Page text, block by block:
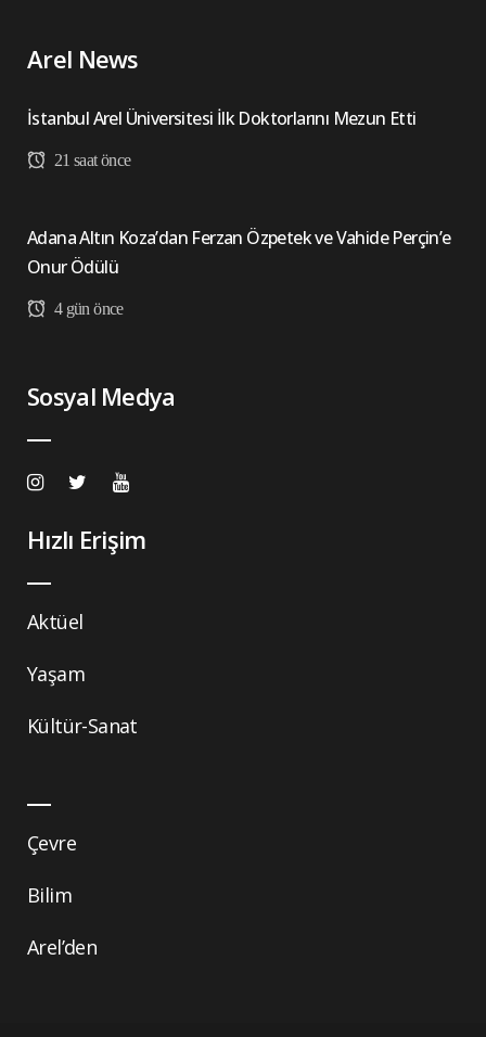
Arel News
İstanbul Arel Üniversitesi İlk Doktorlarını Mezun Etti
21 saat önce
Adana Altın Koza’dan Ferzan Özpetek ve Vahide Perçin’e
Onur Ödülü
4 gün önce
Sosyal Medya
Hızlı Erişim
Aktüel
Yaşam
Kültür-Sanat
Çevre
Bilim
Arel’den